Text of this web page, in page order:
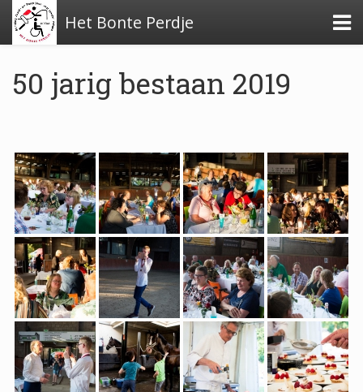
Het Bonte Perdje
Over de stichting
Financiële stukken
Beleidsplan
Verslag activiteiten 2024
50 jarig bestaan 2019